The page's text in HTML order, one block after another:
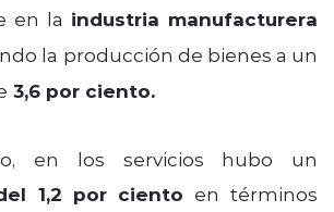
en la industria manufacturera
la producción de bienes a un
3,6 por ciento.
en los servicios hubo un
1,2 por ciento en términos